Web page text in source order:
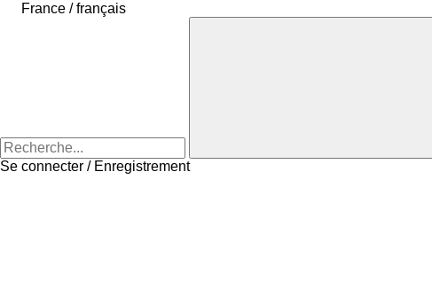
France / français
Se connecter / Enregistrement